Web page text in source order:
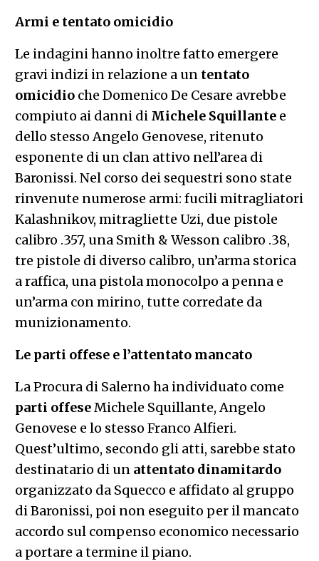
Armi e tentato omicidio
Le indagini hanno inoltre fatto emergere
gravi indizi in relazione a un tentato
omicidioche Domenico De Cesare avrebbe
compiuto ai danni di Michele Squillantee
dello stesso Angelo Genovese, ritenuto
esponente di un clan attivo nell’area di
Baronissi. Nel corso dei sequestri sono state
rinvenute numerose armi: fucili mitragliatori
Kalashnikov, mitragliette Uzi, due pistole
calibro .357, una Smith & Wesson calibro .38,
tre pistole di diverso calibro, un’arma storica
a raffica, una pistola monocolpo a penna e
un’arma con mirino, tutte corredate da
munizionamento.
Le parti offese e l’attentato mancato
La Procura di Salerno ha individuato come
parti offeseMichele Squillante, Angelo
Genovese e lo stesso Franco Alfieri.
Quest’ultimo, secondo gli atti, sarebbe stato
destinatario di un attentato dinamitardo
organizzato da Squecco e affidato al gruppo
di Baronissi, poi non eseguito per il mancato
accordo sul compenso economico necessario
a portare a termine il piano.